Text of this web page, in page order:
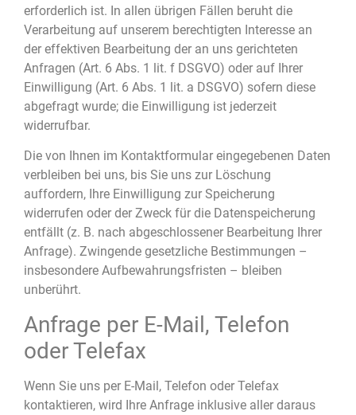
erforderlich ist. In allen übrigen Fällen beruht die
Verarbeitung auf unserem berechtigten Interesse an
der effektiven Bearbeitung der an uns gerichteten
Anfragen (Art. 6 Abs. 1 lit. f DSGVO) oder auf Ihrer
Einwilligung (Art. 6 Abs. 1 lit. a DSGVO) sofern diese
abgefragt wurde; die Einwilligung ist jederzeit
widerrufbar.
Die von Ihnen im Kontaktformular eingegebenen Daten
verbleiben bei uns, bis Sie uns zur Löschung
auffordern, Ihre Einwilligung zur Speicherung
widerrufen oder der Zweck für die Datenspeicherung
entfällt (z. B. nach abgeschlossener Bearbeitung Ihrer
Anfrage). Zwingende gesetzliche Bestimmungen –
insbesondere Aufbewahrungsfristen – bleiben
unberührt.
Anfrage per E-Mail, Telefon
oder Telefax
Wenn Sie uns per E-Mail, Telefon oder Telefax
kontaktieren, wird Ihre Anfrage inklusive aller daraus